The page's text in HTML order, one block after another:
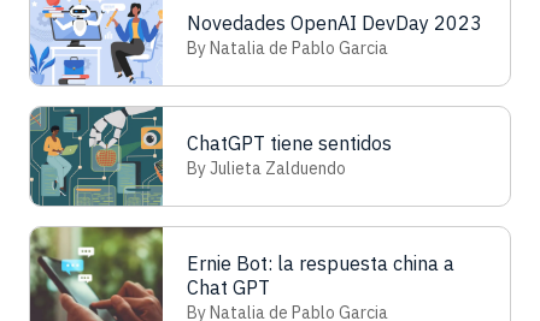
Novedades OpenAI DevDay 2023
By Natalia de Pablo Garcia
ChatGPT tiene sentidos
By Julieta Zalduendo
Ernie Bot: la respuesta china a
Chat GPT
By Natalia de Pablo Garcia